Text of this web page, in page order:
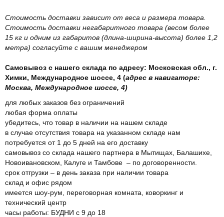
Стоимость доставки зависит от веса и размера товара.
Стоимость доставки негабаритного товара (весом более
15 кг и одним из габаритов (длина-ширина-высота) более 1,2
метра) согласуйте с вашим менеджером
Самовывоз с нашего склада по адресу: Московская обл., г.
Химки, Международное шоссе, 4 (адрес в навигаторе:
Москва, Международное шоссе, 4)
для любых заказов без ограничений
любая форма оплаты
убедитесь, что товар в наличии на нашем складе
в случае отсутствия товара на указанном складе нам
потребуется от 1 до 5 дней на его доставку
самовывоз со склада нашего партнера в Мытищах, Балашихе,
Новоивановском, Калуге и Тамбове – по договоренности.
срок отгрузки – в день заказа при наличии товара
склад и офис рядом
имеется шоу-рум, переговорная комната, коворкинг и
технический центр
часы работы: БУДНИ с 9 до 18